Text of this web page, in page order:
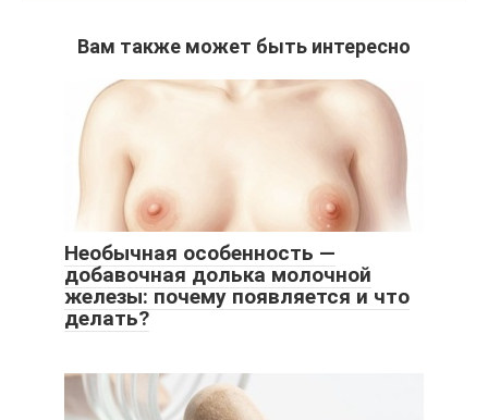
Вам также может быть интересно
Необычная особенность —
добавочная долька молочной
железы: почему появляется и что
делать?